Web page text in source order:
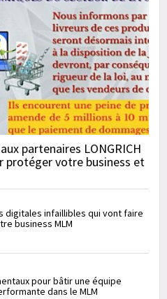
partenaires LONGRICH
votre business et
digitales infaillibles qui vont faire
business MLM
pour bâtir une équipe
dans le MLM